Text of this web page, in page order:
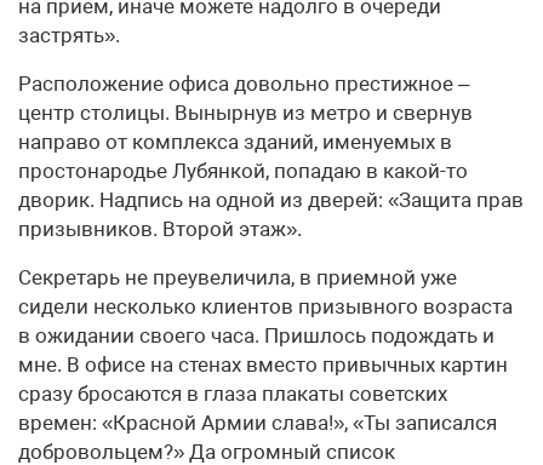
на прием, иначе можете надолго в очереди
застрять».
Расположение офиса довольно престижное –
центр столицы. Вынырнув из метро и свернув
направо от комплекса зданий, именуемых в
простонародье Лубянкой, попадаю в какой-то
дворик. Надпись на одной из дверей: «Защита прав
призывников. Второй этаж».
Секретарь не преувеличила, в приемной уже
сидели несколько клиентов призывного возраста
в ожидании своего часа. Пришлось подождать и
мне. В офисе на стенах вместо привычных картин
сразу бросаются в глаза плакаты советских
времен: «Красной Армии слава!», «Ты записался
добровольцем?» Да огромный список